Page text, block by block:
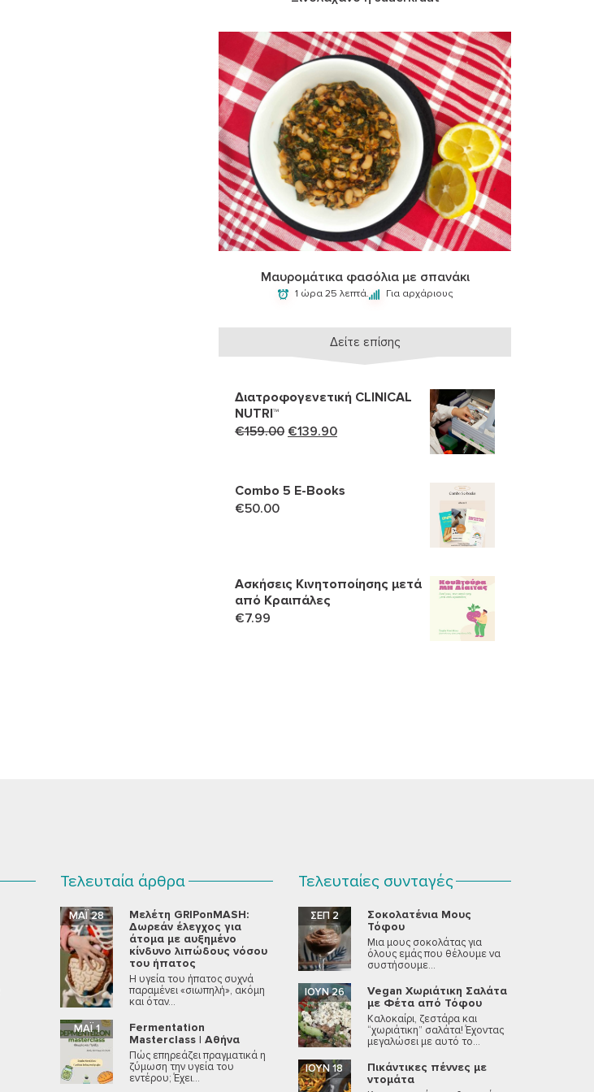
Μαυρομάτικα φασόλια με σπανάκι
1 ώρα 25 λεπτά. Για αρχάριους
Δείτε επίσης
Διατροφογενετική CLINICAL
NUTRI™
€159.00 Original
€159.00.
€139.90Η
είναι:
Combo 5 Ε-Books
€50.00
Ασκήσεις Κινητοποίησης μετά
από Κραιπάλες
€7.99
Τελευταία άρθρα
Μελέτη GRIPonMASH:
Δωρεάν έλεγχος για
άτομα με αυξημένο
κίνδυνο λιπώδους νόσου
του ήπατος
ΜΆΙ 28
Η υγεία του ήπατος συχνά
παραμένει «σιωπηλή», ακόμη
και όταν...
Fermentation
Masterclass | Αθήνα
ΜΆΙ 1
Πώς επηρεάζει πραγματικά η
ζύμωση την υγεία του
εντέρου; Έχει...
Τελευταίες συνταγές
Σοκολατένια Μους
Τόφου
ΣΕΠ 2
Μια μους σοκολάτας για
όλους εμάς που θέλουμε να
συστήσουμε...
Vegan Χωριάτικη Σαλάτα
με Φέτα από Τόφου
ΙΟΎΝ 26
Καλοκαίρι, ζεστάρα και
“χωριάτικη” σαλάτα! Έχοντας
μεγαλώσει με αυτό το...
Πικάντικες πέννες με
ντομάτα
ΙΟΎΝ 18